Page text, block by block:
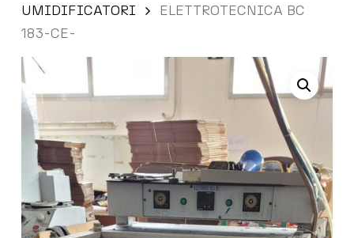
UMIDIFICATORI
ELETTROTECNICA BC
183-CE-